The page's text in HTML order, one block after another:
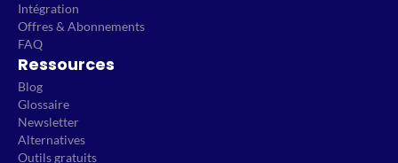
Intégration
Offres & Abonnements
FAQ
Ressources
Blog
Glossaire
Newsletter
Alternatives
Outils gratuits